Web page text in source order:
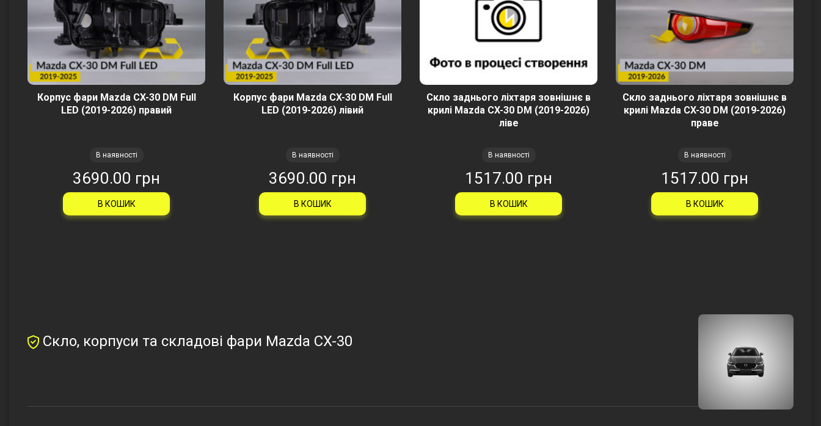
Корпус фари Mazda CX-30 DM Full
LED (2019-2026) правий
В наявності
3690.00 грн
В КОШИК
Корпус фари Mazda CX-30 DM Full
LED (2019-2026) лівий
В наявності
3690.00 грн
В КОШИК
Скло заднього ліхтаря зовнішнє в
крилі Mazda CX-30 DM (2019-2026)
ліве
В наявності
1517.00 грн
В КОШИК
Скло заднього ліхтаря зовнішнє в
крилі Mazda CX-30 DM (2019-2026)
праве
В наявності
1517.00 грн
В КОШИК
Скло, корпуси та складові фари Mazda CX-30